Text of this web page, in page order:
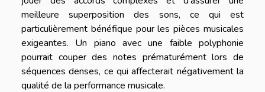
meilleure superposition des sons, ce qui est
particulièrement bénéfique pour les pièces musicales
exigeantes. Un piano avec une faible polyphonie
pourrait couper des notes prématurément lors de
séquences denses, ce qui affecterait négativement la
qualité de la performance musicale.